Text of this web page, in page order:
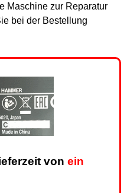
Maschine zur Reparatur
bei der Bestellung
von ein